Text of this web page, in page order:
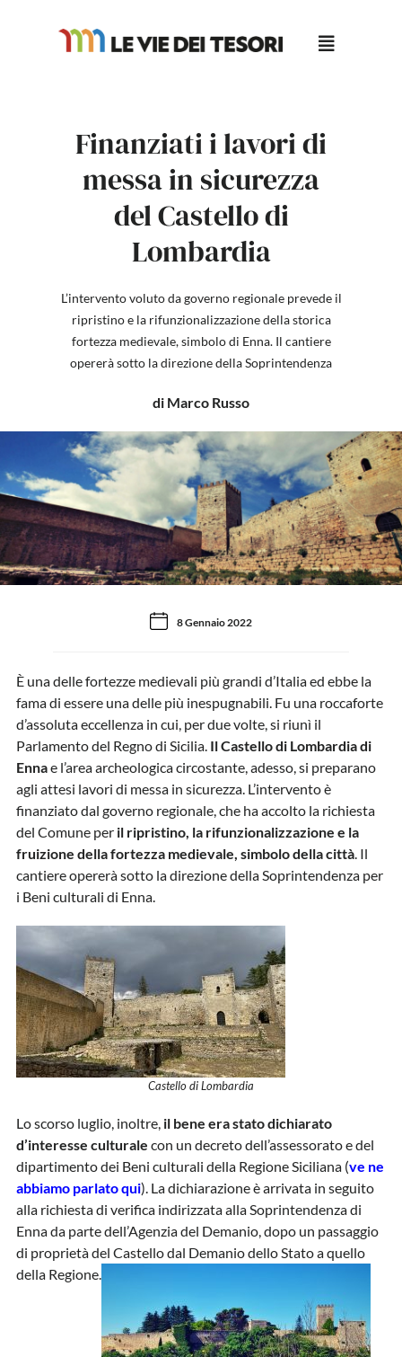
Finanziati i lavori di
messa in sicurezza
del Castello di
Lombardia
L’intervento voluto da governo regionale prevede il
ripristino e la rifunzionalizzazione della storica
fortezza medievale, simbolo di Enna. Il cantiere
opererà sotto la direzione della Soprintendenza
di Marco Russo
8 Gennaio 2022
È una delle fortezze medievali più grandi d’Italia ed ebbe la
fama di essere una delle più inespugnabili. Fu una roccaforte
d’assoluta eccellenza in cui, per due volte, si riunì il
Parlamento del Regno di Sicilia.Il Castello di Lombardia di
Ennae l’area archeologica circostante, adesso, si preparano
agli attesi lavori di messa in sicurezza. L’intervento è
finanziato dal governo regionale, che ha accolto la richiesta
del Comune per il ripristino, la rifunzionalizzazione e la
fruizione della fortezza medievale, simbolo della città. Il
cantiere opererà sotto la direzione della Soprintendenza per
i Beni culturali di Enna.
Castello di Lombardia
Lo scorso luglio, inoltre, il bene era stato dichiarato
d’interesse culturale con un decreto dell’assessorato e del
dipartimento dei Beni culturali della Regione Siciliana (ve ne
abbiamo parlato qui). La dichiarazione è arrivata in seguito
alla richiesta di verifica indirizzata alla Soprintendenza di
Enna da parte dell’Agenzia del Demanio, dopo un passaggio
di proprietà del Castello dal Demanio dello Stato a quello
della Regione.